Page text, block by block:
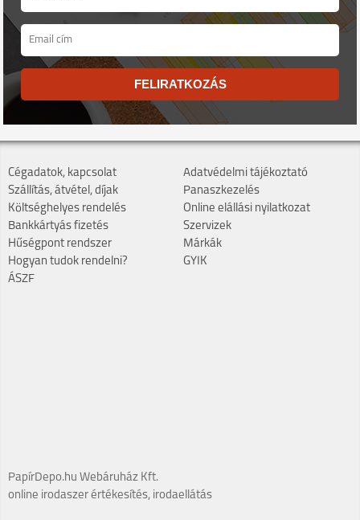
FELIRATKOZÁS
Cégadatok, kapcsolat
Szállítás, átvétel, díjak
Költséghelyes rendelés
Bankkártyás fizetés
Hűségpont rendszer
Hogyan tudok rendelni?
ÁSZF
Adatvédelmi tájékoztató
Panaszkezelés
Online elállási nyilatkozat
Szervizek
Márkák
GYIK
PapírDepo.hu Webáruház Kft.
online irodaszer értékesítés, irodaellátás